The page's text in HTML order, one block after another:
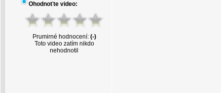
Ohodnoťte video:
Prumirné hodnocení: (-)
Toto video zatím nikdo
nehodnotil